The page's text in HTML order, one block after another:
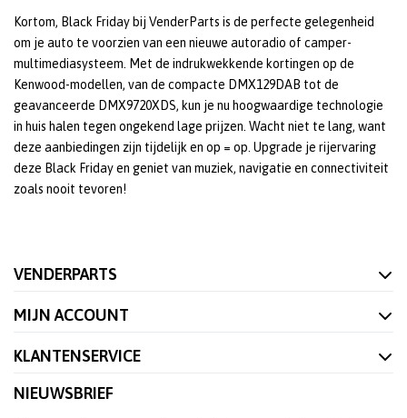
Kortom, Black Friday bij VenderParts is de perfecte gelegenheid
om je auto te voorzien van een nieuwe autoradio of camper-
multimediasysteem. Met de indrukwekkende kortingen op de
Kenwood-modellen, van de compacte DMX129DAB tot de
geavanceerde DMX9720XDS, kun je nu hoogwaardige technologie
in huis halen tegen ongekend lage prijzen. Wacht niet te lang, want
deze aanbiedingen zijn tijdelijk en op = op. Upgrade je rijervaring
deze Black Friday en geniet van muziek, navigatie en connectiviteit
zoals nooit tevoren!
VENDERPARTS
MIJN ACCOUNT
KLANTENSERVICE
NIEUWSBRIEF